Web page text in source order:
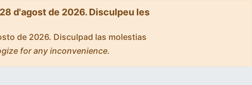
d'agost de 2026. Disculpeu les
de 2026. Disculpad las molestias
for any inconvenience.